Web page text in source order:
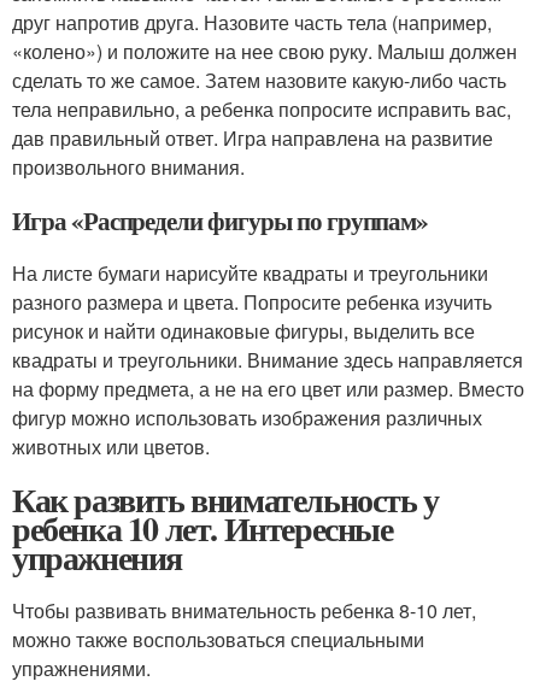
друг напротив друга. Назовите часть тела (например,
«колено») и положите на нее свою руку. Малыш должен
сделать то же самое. Затем назовите какую-либо часть
тела неправильно, а ребенка попросите исправить вас,
дав правильный ответ. Игра направлена на развитие
произвольного внимания.
Игра «Распредели фигуры по группам»
На листе бумаги нарисуйте квадраты и треугольники
разного размера и цвета. Попросите ребенка изучить
рисунок и найти одинаковые фигуры, выделить все
квадраты и треугольники. Внимание здесь направляется
на форму предмета, а не на его цвет или размер. Вместо
фигур можно использовать изображения различных
животных или цветов.
Как развить внимательность у
ребенка 10 лет. Интересные
упражнения
Чтобы развивать внимательность ребенка 8-10 лет,
можно также воспользоваться специальными
упражнениями.